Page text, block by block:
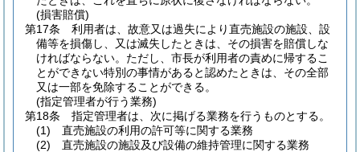
(損害賠償)
第17条
利用者は、故意又は過失により直売施設の施設、設
備等を損傷し、又は滅失したときは、その損害を賠償しな
ければならない。 ただし、市長が利用者の責めに帰するこ
とができない特別の事情があると認めたときは、その全部
又は一部を免除することができる。
(指定管理者が行う業務)
第18条
指定管理者は、次に掲げる業務を行うものとする。
(1)
直売施設の利用の許可等に関する業務
(2)
直売施設の施設及び設備の維持管理に関する業務